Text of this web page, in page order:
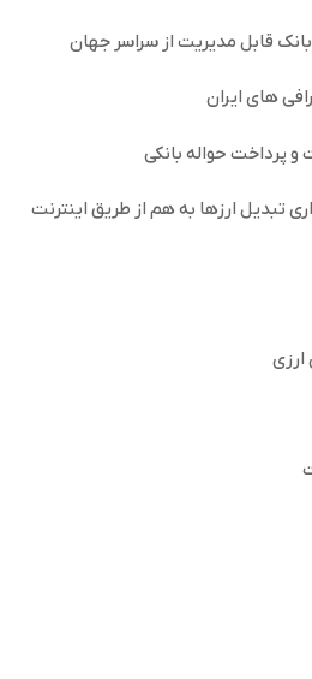
بانک قابل مدیریت از سراسر جهان
های ایران
و پرداخت حواله بانکی
تبدیل ارزها به هم از طریق اینترنت
ارزی